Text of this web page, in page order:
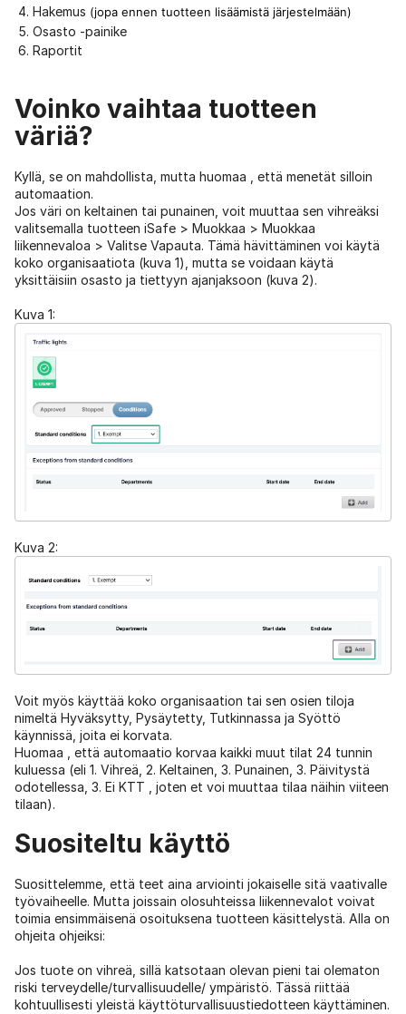
Hakemus (jopa ennen tuotteen lisäämistä järjestelmään)
Osasto -painike
Raportit
Voinko vaihtaa tuotteen
väriä?
Kyllä, se on mahdollista, mutta huomaa , että menetät silloin
automaation.
Jos väri on keltainen tai punainen, voit muuttaa sen vihreäksi
valitsemalla tuotteen iSafe > Muokkaa > Muokkaa
liikennevaloa > Valitse Vapauta. Tämä hävittäminen voi käytä
koko organisaatiota (kuva 1), mutta se voidaan käytä
yksittäisiin osasto ja tiettyyn ajanjaksoon (kuva 2).
Kuva 1:
Kuva 2:
Voit myös käyttää koko organisaation tai sen osien tiloja
nimeltä Hyväksytty, Pysäytetty, Tutkinnassa ja Syöttö
käynnissä, joita ei korvata.
Huomaa , että automaatio korvaa kaikki muut tilat 24 tunnin
kuluessa (eli 1. Vihreä, 2. Keltainen, 3. Punainen, 3. Päivitystä
odotellessa, 3. Ei KTT , joten et voi muuttaa tilaa näihin viiteen
tilaan).
Suositeltu käyttö
Suosittelemme, että teet aina arviointi jokaiselle sitä vaativalle
työvaiheelle. Mutta joissain olosuhteissa liikennevalot voivat
toimia ensimmäisenä osoituksena tuotteen käsittelystä. Alla on
ohjeita ohjeiksi:
Jos tuote on vihreä, sillä katsotaan olevan pieni tai olematon
riski terveydelle/turvallisuudelle/ ympäristö. Tässä riittää
kohtuullisesti yleistä käyttöturvallisuustiedotteen käyttäminen.